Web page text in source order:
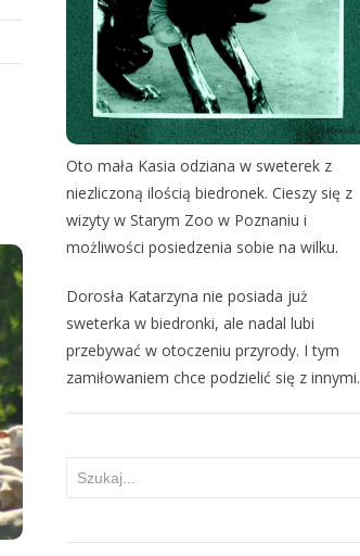
Oto mała Kasia odziana w sweterek z
niezliczoną ilością biedronek. Cieszy się z
wizyty w Starym Zoo w Poznaniu i
możliwości posiedzenia sobie na wilku.
Dorosła Katarzyna nie posiada już
sweterka w biedronki, ale nadal lubi
przebywać w otoczeniu przyrody. I tym
zamiłowaniem chce podzielić się z innymi.